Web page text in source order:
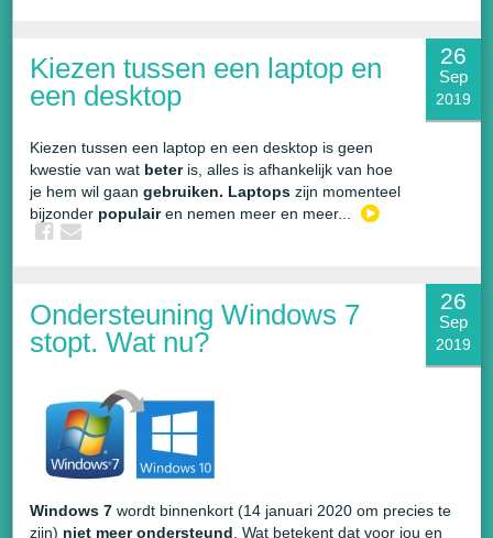
26
Sep
2019
Kiezen tussen een laptop en
een desktop
Kiezen tussen een laptop en een desktop is geen
kwestie van wat beter is, alles is afhankelijk van hoe
je hem wil gaangebruiken. Laptops zijn momenteel
bijzonder populairen nemen meer en meer...
26
Sep
2019
Ondersteuning Windows 7
stopt. Wat nu?
Windows 7 wordt binnenkort (14 januari 2020 om precies te
zijn) niet meer ondersteund . Wat betekent dat voor jou en